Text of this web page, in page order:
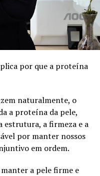
por que a proteína
naturalmente, o
a proteína da pele,
estrutura, a firmeza e a
por manter nossos
em ordem.
a pele firme e